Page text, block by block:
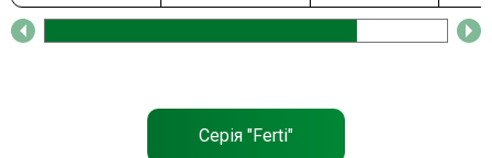
Серія "Ferti"